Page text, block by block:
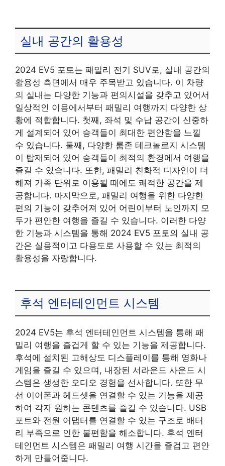
실내 공간의 활용성
2024 EV5 포토는 패밀리 전기 SUV로, 실내 공간의
활용성 측면에서 매우 주목받고 있습니다. 이 차량
의 실내는 다양한 기능과 편의시설을 갖추고 있어서
일상적인 이용에서부터 패밀리 여행까지 다양한 상
황에 적합합니다. 첫째, 좌석 및 수납 공간이 신중하
게 설계되어 있어 승객들이 최대한 편안함을 느낄
수 있습니다. 둘째, 다양한 룸존 테크놀로지 시스템
이 탑재되어 있어 승객들이 최적의 환경에서 여행을
즐길 수 있습니다. 또한, 패밀리 친화적 디자인이 더
해져 가족 단위로 이용될 때에도 쾌적한 공간을 제
공합니다. 마지막으로, 패밀리 여행을 위한 다양한
편의 기능이 갖추어져 있어 어린이부터 노인까지 모
두가 편안한 여행을 즐길 수 있습니다. 이러한 다양
한 기능과 시스템을 통해 2024 EV5 포토의 실내 공
간은 실용적이고 다용도로 사용할 수 있는 최적의
활용성을 자랑합니다.
후석 엔터테인먼트 시스템
2024 EV5는 후석 엔터테인먼트 시스템을 통해 패
밀리 여행을 즐겁게 할 수 있는 기능을 제공합니다.
후석에 설치된 고해상도 디스플레이를 통해 영화나
게임을 즐길 수 있으며, 내장된 서라운드 사운드 시
스템은 생생한 오디오 경험을 선사합니다. 또한 무
선 이어폰과 헤드셋을 연결할 수 있는 기능을 제공
하여 각자 원하는 콘텐츠를 즐길 수 있습니다. USB
포트와 전원 어댑터를 연결할 수 있는 구조로 배터
리 부족으로 인한 불편함을 해소합니다. 후석 엔터
테인먼트 시스템은 패밀리 여행 시간을 즐겁고 편안
하게 만들어줍니다.